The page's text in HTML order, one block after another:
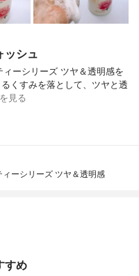
ッシュ
ーシリーズ ツヤ＆透明感を
くすみを落として、ツヤと透
見る
ーシリーズ ツヤ＆透明感
すめ